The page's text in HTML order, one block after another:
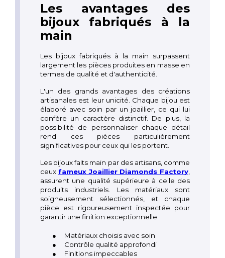
Les avantages des
bijoux fabriqués à la
main
Les bijoux fabriqués à la main surpassent
largement les pièces produites en masse en
termes de qualité et d'authenticité.
L'un des grands avantages des créations
artisanales est leur unicité. Chaque bijou est
élaboré avec soin par un joaillier, ce qui lui
confère un caractère distinctif. De plus, la
possibilité de personnaliser chaque détail
rend ces pièces particulièrement
significatives pour ceux qui les portent.
Les bijoux faits main par des artisans, comme
ceux fameux Joaillier Diamonds Factory
assurent une qualité supérieure à celle des
produits industriels. Les matériaux sont
soigneusement sélectionnés, et chaque
pièce est rigoureusement inspectée pour
garantir une finition exceptionnelle.
●
Matériaux choisis avec soin
●
Contrôle qualité approfondi
●
Finitions impeccables